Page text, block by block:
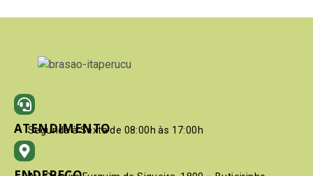
ATENDIMENTO
Segunda à Sexta de 08:00h às 17:00h